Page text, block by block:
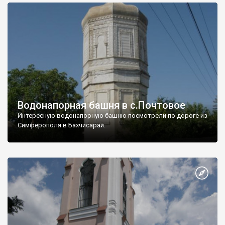
Водонапорная башня в с.Почтовое
Интересную водонапорную башню посмотрели по дороге из
Симферополя в Бахчисарай.